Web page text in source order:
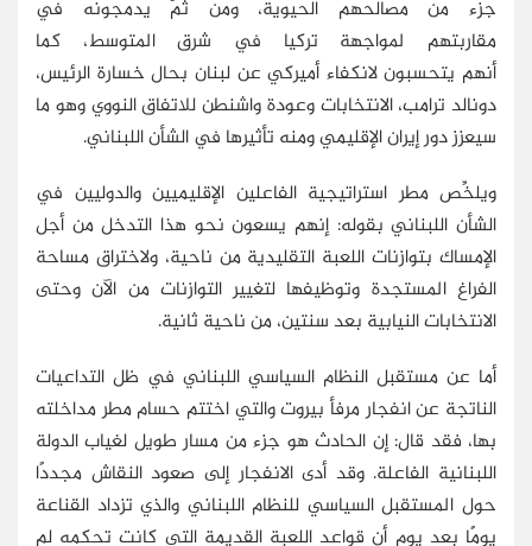
جزء من مصالحهم الحيوية، ومن ثمَّ يدمجونه في
مقاربتهم لمواجهة تركيا في شرق المتوسط، كما
أنهم يتحسبون لانكفاء أميركي عن لبنان بحال خسارة الرئيس،
دونالد ترامب، الانتخابات وعودة واشنطن للاتفاق النووي وهو ما
سيعزز دور إيران الإقليمي ومنه تأثيرها في الشأن اللبناني.
ويلخِّص مطر استراتيجية الفاعلين الإقليميين والدوليين في
الشأن اللبناني بقوله: إنهم يسعون نحو هذا التدخل من أجل
الإمساك بتوازنات اللعبة التقليدية من ناحية، ولاختراق مساحة
الفراغ المستجدة وتوظيفها لتغيير التوازنات من الآن وحتى
الانتخابات النيابية بعد سنتين، من ناحية ثانية.
أما عن مستقبل النظام السياسي اللبناني في ظل التداعيات
الناتجة عن انفجار مرفأ بيروت والتي اختتم حسام مطر مداخلته
بها، فقد قال: إن الحادث هو جزء من مسار طويل لغياب الدولة
اللبنانية الفاعلة. وقد أدى الانفجار إلى صعود النقاش مجددًا
حول المستقبل السياسي للنظام اللبناني والذي تزداد القناعة
يومًا بعد يوم أن قواعد اللعبة القديمة التي كانت تحكمه لم